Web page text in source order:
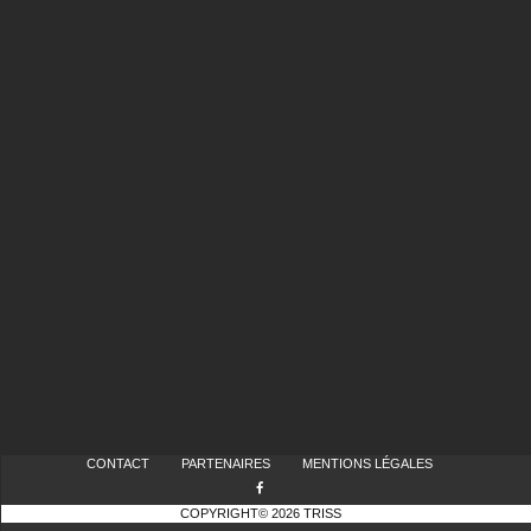
CONTACT PARTENAIRES MENTIONS LÉGALES
COPYRIGHT© 2026 TRISS